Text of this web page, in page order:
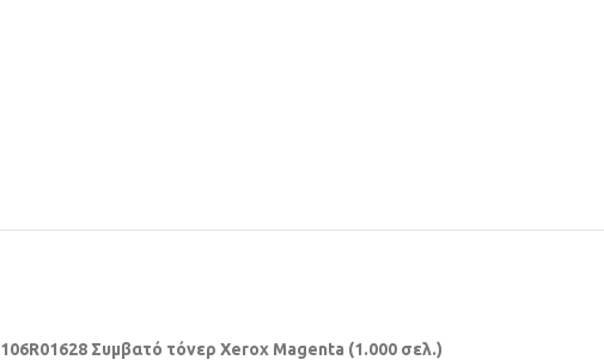
106R01628 Συμβατό τόνερ Xerox Magenta (1.000 σελ.)